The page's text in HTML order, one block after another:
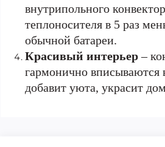
внутрипольного
теплоносителя в 5 раз
обычной батареи.
Красивый интерьер–
гармонично вписываются
добавит уюта, украсит